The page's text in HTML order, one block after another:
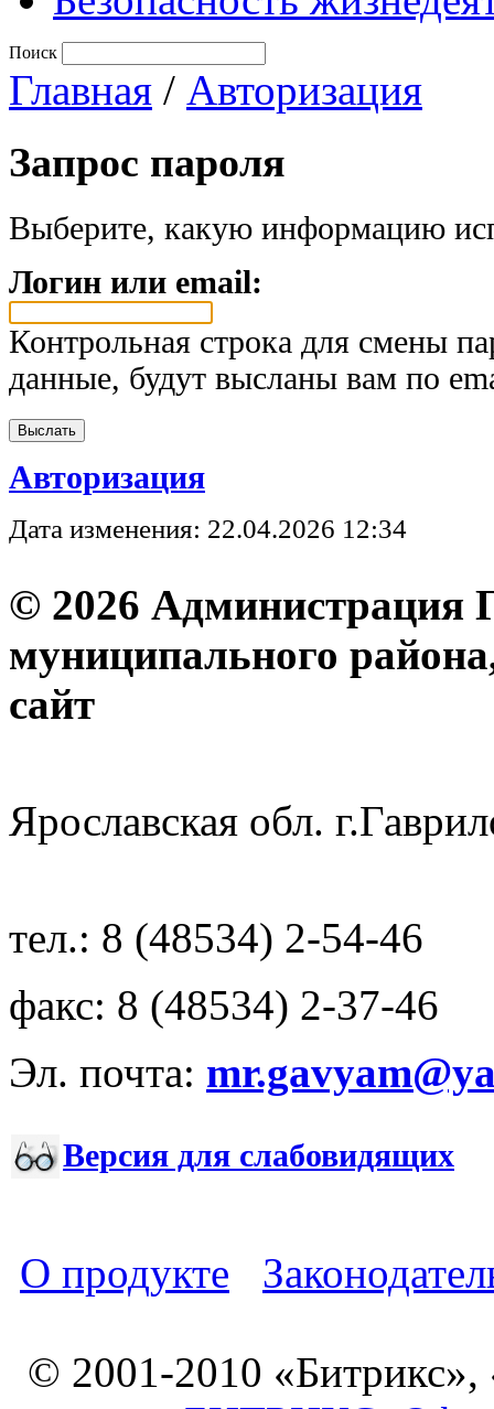
Поиск
Главная / Авторизация
Запрос пароля
Выберите, какую информацию
Логин или email:
Контрольная строка для смены
данные, будут высланы вам по
Авторизация
Дата изменения: 22.04.2026 12:34
© 2026 Администрация
муниципального
Ярославская обл.
тел.: 8 (48534) 2-54-46
факс: 8 (48534) 2-37-46
Эл. почта:
Версия для слабовидящих
О продукте
© 2001-2010 «Битрикс»,